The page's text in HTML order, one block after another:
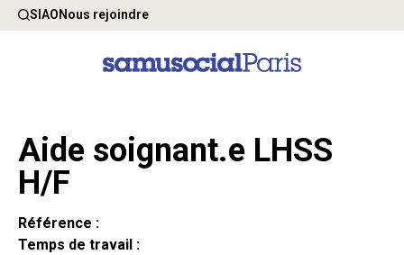
SIAONous rejoindre
Aide soignant.e LHSS
H/F
Référence :
Temps de travail :